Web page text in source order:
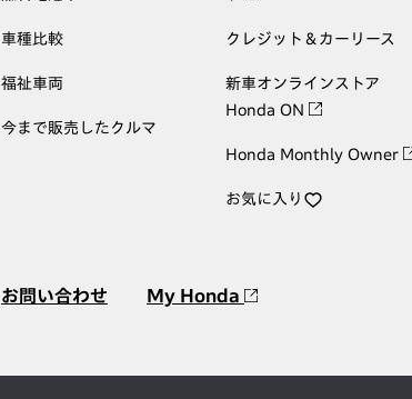
車種比較
福祉車両
今まで販売したクルマ
クレジット＆カーリース
新車オンラインストア
Honda ON
Honda Monthly Owner
お気に入り
お問い合わせ My Honda